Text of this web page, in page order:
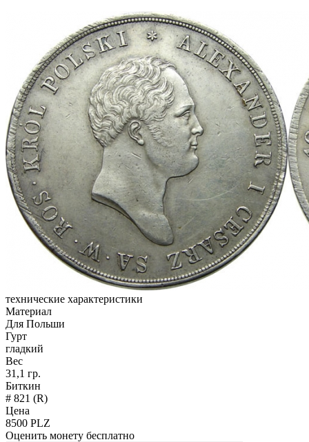
технические характеристики
Материал
Для Польши
Гурт
гладкий
Вес
31,1 гр.
Биткин
# 821 (R)
Цена
8500 PLZ
Оценить монету бесплатно